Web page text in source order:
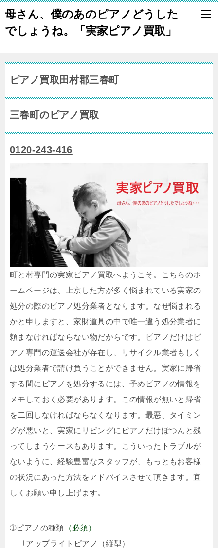
母さん、僕のあのピアノどうした
でしょうね。「実家ピアノ買取」
ピアノ買取田村郡三春町
三春町のピアノ買取
0120-243-416
町と村専門の実家ピアノ買取へようこそ。こちらのホ
ームページは、上京した方が多く悩まれている実家の
処分の際のピアノ処分業者となります。なぜ悩まれる
かと申しますと、家財道具の中で唯一違う処分業者に
頼まなければならない物だからです。ピアノだけはピ
アノ専門の運送会社が存在し、リサイクル業者もしく
は処分業者で請け負うことができません。実家に帰省
する間にピアノを処分するには、予めピアノの情報を
メモしておく必要があります。この情報が無いと帰省
を二回しなければならなくなります。最悪、タイミン
グが悪いと、実家にリビングにピアノだけぽつんと残
ってしまうケースもあります。こういったトラブルが
ないように、経験豊富なスタッフが、もっともお客様
の状況にあった方法をアドバイスさせて頂きます。宜
しくお願い申し上げます。
➀ピアノの種類 （必須）
アップライトピアノ（縦型）